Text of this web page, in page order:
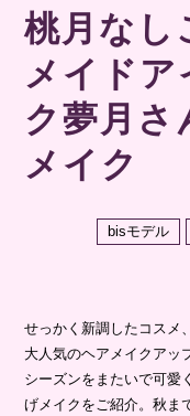
桃月なし
メイド
ク夢月さ
メイク
bisモデル
せっかく新調したコスメ
大人気のヘアメイクアッ
シーズンをまたいで可愛
げメイクをご紹介。秋ま